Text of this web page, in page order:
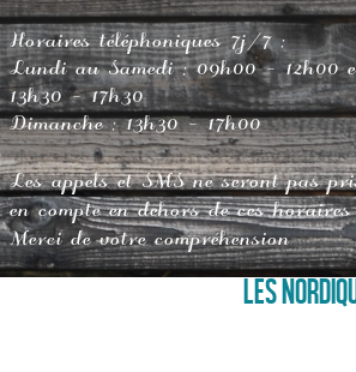
Horaires téléphoniques 7j/7 :
Lundi au Samedi : 09h00 - 12h00
13h30 - 17h30
Dimanche : 13h30 - 17h00
Les appels et SMS ne seront pas
en compte en dehors de ces horaires
Merci de votre compréhension
LES